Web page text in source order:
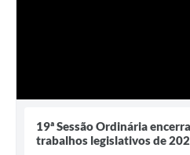
19ª Sessão Ordinária encerra
trabalhos legislativos de